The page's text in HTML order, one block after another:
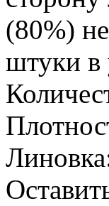
(80%)
штуки в